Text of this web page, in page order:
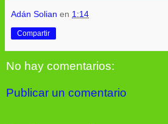
Adán Solian en 1:14
Compartir
No hay comentarios:
Publicar un comentario